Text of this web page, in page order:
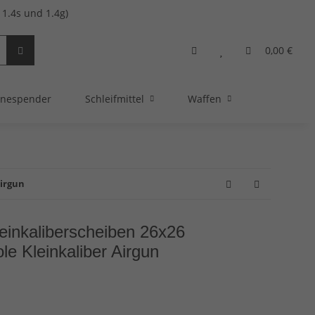
und 1.4g)
0,00 €
Schleifmittel Waffen
26x26
Kleinkaliber Airgun